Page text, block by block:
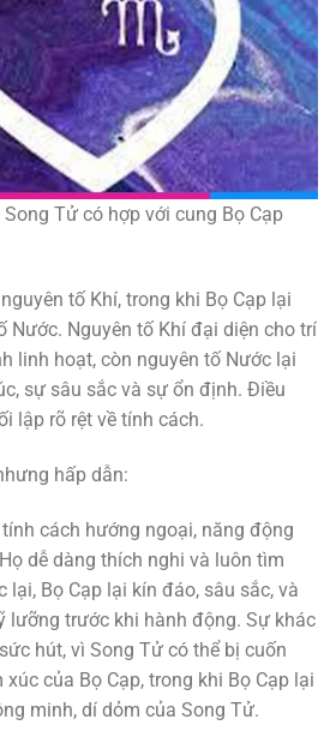
Tử có hợp với cung Bọ Cạp
tố Khí, trong khi Bọ Cạp lại
Nước. Nguyên tố Khí đại diện cho trí
linh hoạt, còn nguyên tố Nước lại
sự sâu sắc và sự ổn định. Điều
lập rõ rệt về tính cách.
hấp dẫn:
cách hướng ngoại, năng động
dễ dàng thích nghi và luôn tìm
lại, Bọ Cạp lại kín đáo, sâu sắc, và
lưỡng trước khi hành động. Sự khác
hút, vì Song Tử có thể bị cuốn
của Bọ Cạp, trong khi Bọ Cạp lại
minh, dí dỏm của Song Tử.